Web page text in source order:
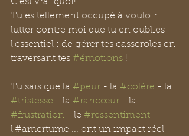
Tu es tellement occupé à vouloir
lutter contre moi que tu en oublies
l'essentiel : de gérer tes casseroles en
traversant tes #émotions !
Tu sais que la #peur - la #colère - la
#tristesse - la #rancœur - la
#frustration - le #ressentiment -
l'#amertume ... ont un impact réel